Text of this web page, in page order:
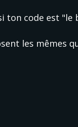
ton code est "le
les mêmes